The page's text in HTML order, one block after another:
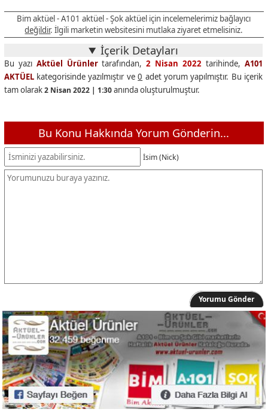
Bim aktüel - A101 aktüel - Şok aktüel için incelemelerimiz bağlayıcı
değildir. İlgili marketin websitesini mutlaka ziyaret etmelisiniz.
İçerik Detayları
Bu yazı Aktüel Ürünlertarafından,2 Nisan 2022 tarihinde,A101
AKTÜELkategorisinde yazılmıştır ve0 adet yorum yapılmıştır. Bu içerik
tam olarak2 Nisan 2022 | 1:30anında oluşturulmuştur.
Bu Konu Hakkında Yorum Gönderin...
İsim (Nick)
Yorumu Gönder